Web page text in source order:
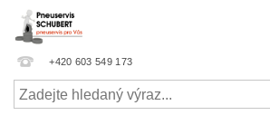
+420 603 549 173